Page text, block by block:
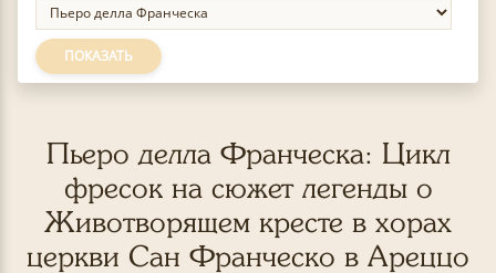
ПОКАЗАТЬ
Пьеро делла Франческа: Цикл
фресок на сюжет легенды о
Животворящем кресте в хорах
церкви Сан Франческо в Ареццо